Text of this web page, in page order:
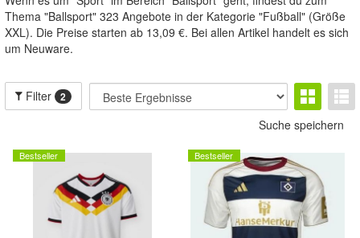
Thema "Ballsport" 323 Angebote in der Kategorie "Fußball" (Größe
XXL). Die Preise starten ab 13,09 €. Bei allen Artikel handelt es sich
um Neuware.
Filter 2
Suche speichern
Bestseller Bestseller